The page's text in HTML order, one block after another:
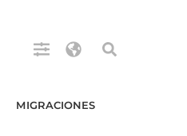
MIGRACIONES